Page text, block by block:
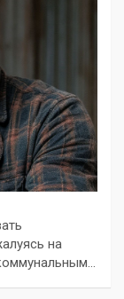
на